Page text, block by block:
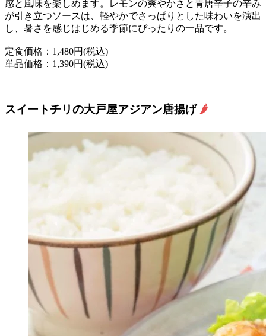
感と風味を楽しめます。レモンの爽やかさと青唐辛子の辛み
が引き立つソースは、軽やかでさっぱりとした味わいを演出
し、暑さを感じはじめる季節にぴったりの一品です。
定食価格：1,480円(税込)
単品価格：1,390円(税込)
スイートチリの大戸屋アジアン唐揚げ 🌶